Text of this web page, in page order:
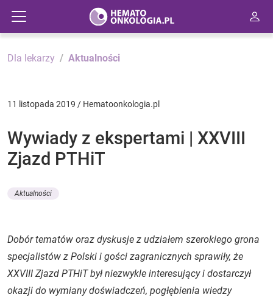
Dla lekarzy Aktualności
11 listopada 2019 / Hematoonkologia.pl
Wywiady z ekspertami | XXVIII
Zjazd PTHiT
Aktualności
Dobór tematów oraz dyskusje z udziałem szerokiego grona
specjalistów z Polski i gości zagranicznych sprawiły, że
XXVIII Zjazd PTHiT był niezwykle interesujący i dostarczył
okazji do wymiany doświadczeń, pogłębienia wiedzy